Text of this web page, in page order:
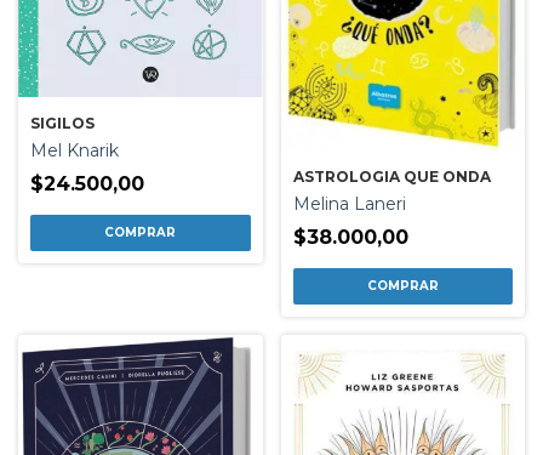
SIGILOS
Mel Knarik
$24.500,00 ASTROLOGIA QUE ONDA
Melina Laneri
$38.000,00